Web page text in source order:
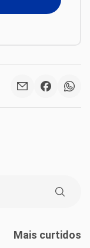
Mais curtidos